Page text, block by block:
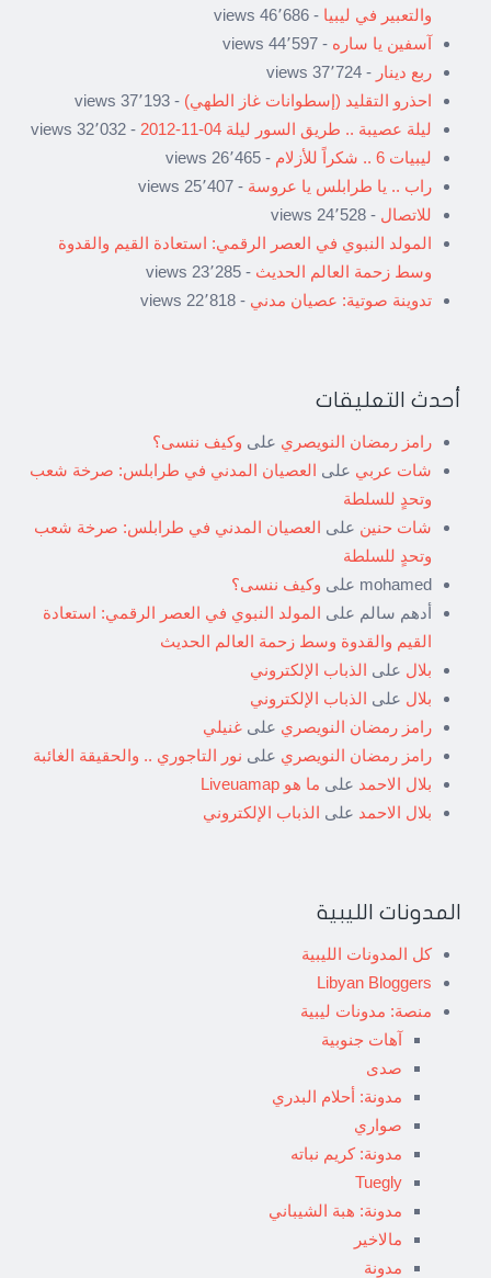
والتعبير في ليبيا - 46٬686 views
آسفين يا ساره - 44٬597 views
ربع دينار - 37٬724 views
احذرو التقليد (إسطوانات غاز الطهي) - 37٬193 views
ليلة عصيبة .. طريق السور ليلة 04-11-2012
- 32٬032 views
ليبيات 6 .. شكراً للأزلام
- 26٬465 views
راب .. يا طرابلس يا عروسة - 25٬407 views
للاتصال - 24٬528 views
المولد النبوي في العصر الرقمي: استعادة القيم والقدوة
وسط زحمة العالم الحديث - 23٬285 views
تدوينة صوتية: عصيان مدني - 22٬818 views
أحدث التعليقات
رامز رمضان النويصري على وكيف ننسى؟
شات عربي على العصيان المدني في طرابلس: صرخة شعب
وتحدٍ للسلطة
شات حنين على العصيان المدني في طرابلس: صرخة شعب
وتحدٍ للسلطة
mohamed على وكيف ننسى؟
أدهم سالم على المولد النبوي في العصر الرقمي: استعادة
القيم والقدوة وسط زحمة العالم الحديث
بلال على الذباب الإلكتروني
بلال على الذباب الإلكتروني
رامز رمضان النويصري على غنيلي
رامز رمضان النويصري على نور التاجوري .. والحقيقة الغائبة
بلال الاحمد على ما هو Liveuamap
بلال الاحمد على الذباب الإلكتروني
المدونات الليبية
كل المدونات الليبية
Libyan Bloggers
منصة: مدونات ليبية
آهات جنوبية
صدى
مدونة: أحلام البدري
صواري
مدونة: كريم نباته
Tuegly
مدونة: هبة الشيباني
مالاخير
مدونة